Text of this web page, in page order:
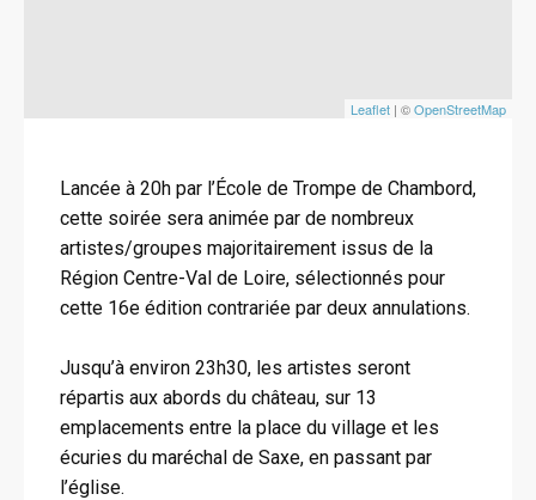
Leaflet | ©OpenStreetMap
Lancée à 20h par l’École de Trompe de Chambord,
cette soirée sera animée par de nombreux
artistes/groupes majoritairement issus de la
Région Centre-Val de Loire, sélectionnés pour
cette 16e édition contrariée par deux annulations.
Jusqu’à environ 23h30, les artistes seront
répartis aux abords du château, sur 13
emplacements entre la place du village et les
écuries du maréchal de Saxe, en passant par
l’église.